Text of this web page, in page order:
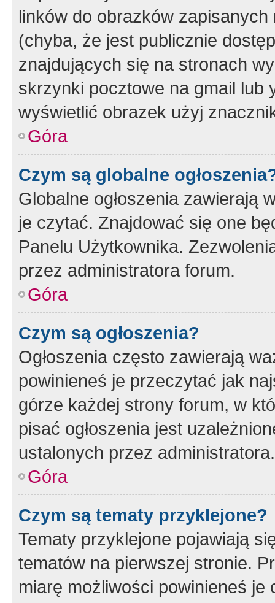
linków do obrazków
(chyba, że jest publicznie
znajdujących się na stronach
skrzynki pocztowe na gmail lub
wyświetlić obrazek użyj
Góra
Czym są globalne
Globalne ogłoszenia zawierają
je czytać. Znajdować się one
Panelu Użytkownika.
przez administratora forum.
Góra
Czym są ogłoszenia?
Ogłoszenia często zawierają
powinieneś je przeczytać jak
górze każdej strony forum, w
pisać ogłoszenia jest
ustalonych przez administratora.
Góra
Czym są tematy przyklejone?
Tematy przyklejone pojawiają
tematów na pierwszej stronie.
miarę możliwości powinieneś je